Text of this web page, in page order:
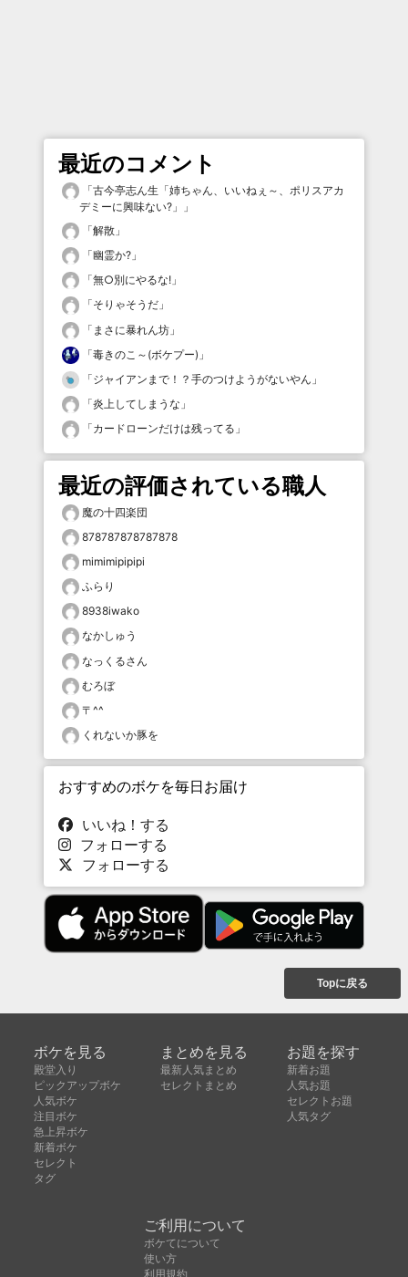
最近のコメント
「古今亭志ん生「姉ちゃん、いいねぇ～、ポリスアカ
デミーに興味ない?」
」
「解散 」
「幽霊か? 」
「無○別にやるな! 」
「そりゃそうだ 」
「 まさに暴れん坊 」
「毒きのこ～(ボケプー) 」
「ジャイアンまで！？手のつけようがないやん 」
「炎上してしまうな 」
「カードローンだけは残ってる 」
最近の評価されている職人
魔の十四楽団
878787878787878
mimimipipipi
ふらり
8938iwako
なかしゅう
なっくるさん
むろぼ
〒^^
くれないか豚を
おすすめのボケを毎日お届け
いいね！する
フォローする
フォローする
Topに戻る
ボケを見る
殿堂入り
ピックアップボケ
人気ボケ
注目ボケ
急上昇ボケ
新着ボケ
セレクト
タグ
まとめを見る
最新人気まとめ
セレクトまとめ
お題を探す
新着お題
人気お題
セレクトお題
人気タグ
ご利用について
ボケてについて
使い方
利用規約